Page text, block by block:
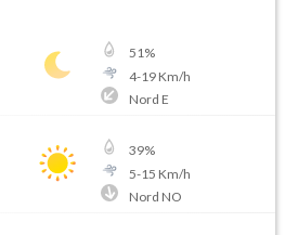
51%
4-19Km/h
Nord E
39%
5-15 Km/h
Nord NO